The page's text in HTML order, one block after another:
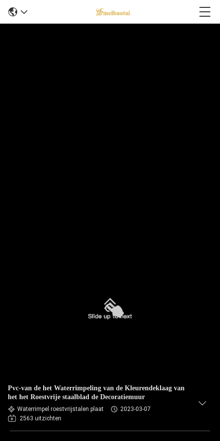
Pvc-van de het Waterrimpeling van de Kleurendeklaag van
het het Roestvrije staalblad de Decoratiemuur
Waterrimpel roestvrijstalen plaat
2023-03-07
2563 uitzichten